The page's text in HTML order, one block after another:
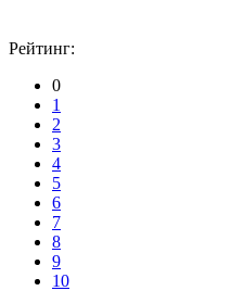
Рейтинг:
0
1
2
3
4
5
6
7
8
9
10